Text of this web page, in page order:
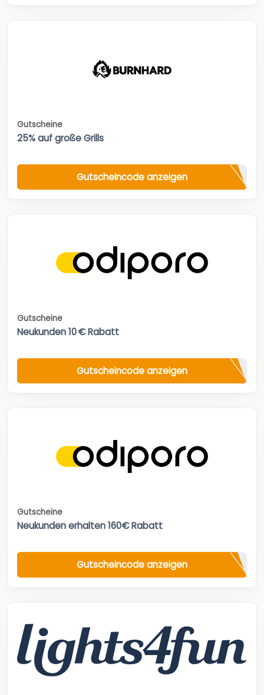
Gutscheine
25% auf große Grills
Gutscheincode anzeigen
Gutscheine
Neukunden 10 € Rabatt
Gutscheincode anzeigen
Gutscheine
Neukunden erhalten 160€ Rabatt
Gutscheincode anzeigen